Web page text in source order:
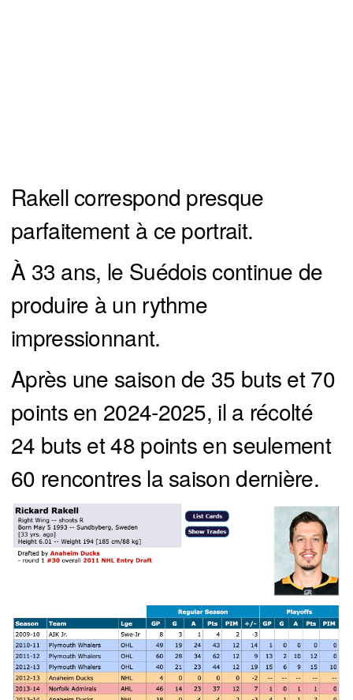
Rakell correspond presque
parfaitement à ce portrait.
À 33 ans, le Suédois continue de
produire à un rythme
impressionnant.
Après une saison de 35 buts et 70
points en 2024-2025, il a récolté
24 buts et 48 points en seulement
60 rencontres la saison dernière.